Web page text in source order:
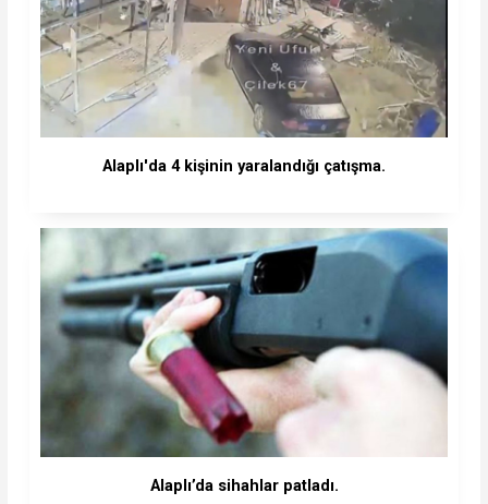
Alaplı'da 4 kişinin yaralandığı çatışma.
Alaplı’da sihahlar patladı.